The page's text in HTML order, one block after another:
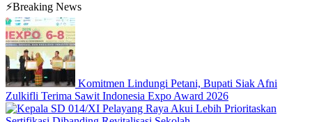
⚡Breaking News
Komitmen Lindungi Petani, Bupati Siak Afni
Zulkifli Terima Sawit Indonesia Expo Award 2026